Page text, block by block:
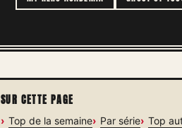
SUR CETTE PAGE
Top de la semaine Par série Top